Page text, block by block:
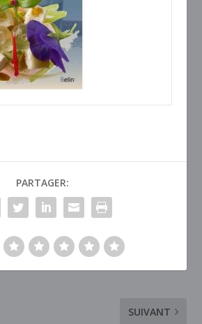
PARTAGER:
SUIVANT